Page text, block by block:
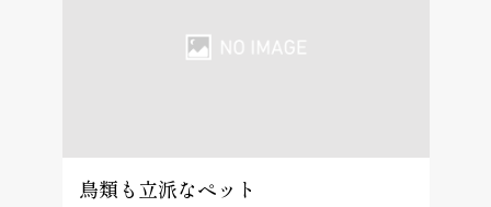
鳥類も立派なペット